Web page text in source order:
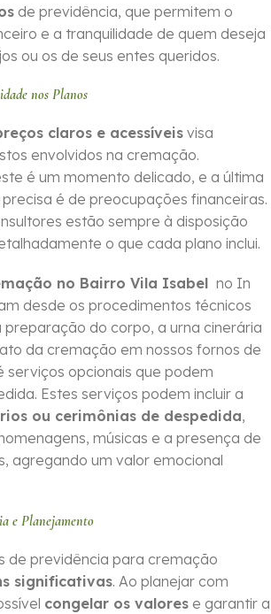
de previdência, que permitem o
e a tranquilidade de quem deseja
ou os de seus entes queridos.
nos Planos
claros e acessíveis visa
envolvidos na cremação.
é um momento delicado, e a última
é de preocupações financeiras.
estão sempre à disposição
o que cada plano inclui.
no Bairro Vila Isabel no In
desde os procedimentos técnicos
preparação do corpo, a urna cinerária
da cremação em nossos fornos de
serviços opcionais que podem
Estes serviços podem incluir a
ou cerimônias de despedida,
músicas e a presença de
agregando um valor emocional
e Planejamento
de previdência para cremação
significativas. Ao planejar com
congelar os valores e garantir a